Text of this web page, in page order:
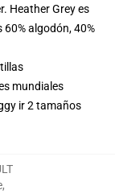
Heather Grey es
60% algodón, 40%
mundiales
ir 2 tamaños
,